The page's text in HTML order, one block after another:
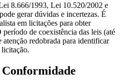
8.666/1993, Lei 10.520/2002 e
gerar dúvidas e incertezas. É
em licitações para obter
de coexistência das leis (até
redobrada para identificar
licitação.
Conformidade